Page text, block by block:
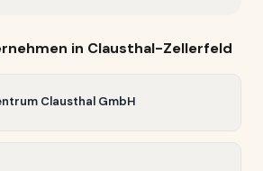
in Clausthal-Zellerfeld
Clausthal GmbH